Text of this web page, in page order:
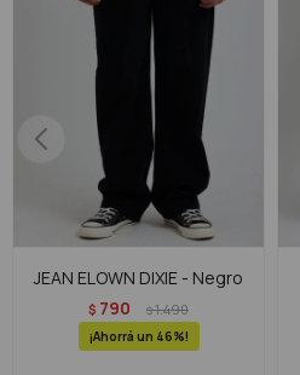
JEAN ELOWN DIXIE - Negro
$ 790 $1.490
46